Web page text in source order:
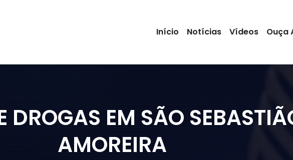
Início Notícias Vídeos Ouça
DROGAS EM SÃO
AMOREIRA